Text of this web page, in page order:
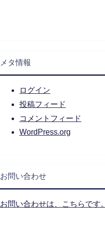
メタ情報
ログイン
投稿フィード
コメントフィード
WordPress.org
お問い合わせ
お問い合わせは、こちらです。